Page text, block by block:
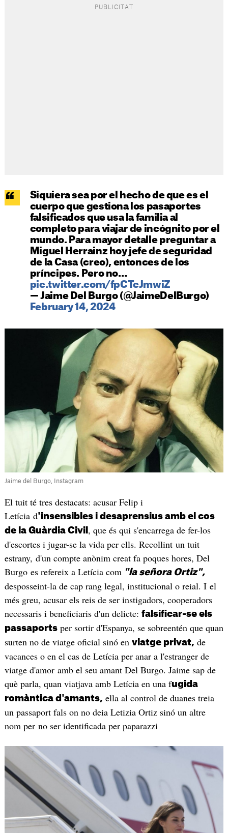
Siquiera sea por el hecho de que es el
cuerpo que gestiona los pasaportes
falsificados que usa la familia al
completo para viajar de incógnito por el
mundo. Para mayor detalle preguntar a
Miguel Herrainz hoy jefe de seguridad
de la Casa (creo), entonces de los
príncipes. Pero no…
pic.twitter.com/fpCTcJmwiZ
— Jaime Del Burgo (@JaimeDelBurgo)
February 14, 2024
Jaime del Burgo, Instagram
El tuit té tres destacats: acusar Felip i
Letícia d'insensibles i desaprensius amb el cos
de la Guàrdia Civil , que és qui s'encarrega de fer-los
d'escortes i jugar-se la vida per ells. Recollint un tuit
estrany, d'un compte anònim creat fa poques hores, Del
Burgo es refereix a Letícia com "la señora Ortiz",
desposseint-la de cap rang legal, institucional o reial. I el
més greu, acusar els reis de ser instigadors, cooperadors
necessaris i beneficiaris d'un delicte: falsificar-se els
passaportsper sortir d'Espanya, se sobreentén que quan
surten no de viatge oficial sinó en viatge privat, de
vacances o en el cas de Letícia per anar a l'estranger de
viatge d'amor amb el seu amant Del Burgo. Jaime sap de
què parla, quan viatjava amb Letícia en una fugida
romàntica d'amants, ella al control de duanes treia
un passaport fals on no deia Letizia Ortiz sinó un altre
nom per no ser identificada per paparazzi